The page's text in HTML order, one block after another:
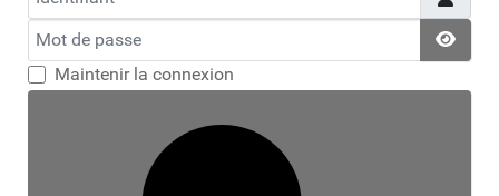
Mot de passe
Maintenir la connexion